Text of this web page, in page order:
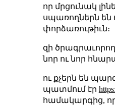
որ մրցունակ
սպառողներն են
փորձառութիւն։
զի
նոր ու նոր
ու քչերն են
պատմում էր
համակարգից,